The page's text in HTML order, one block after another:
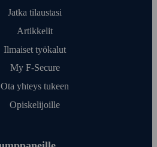
Jatka tilaustasi
Artikkelit
Ilmaiset työ­kalut
My F‑Secure
Ota yhteys tukeen
Opiskelijoille